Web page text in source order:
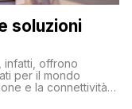
soluzioni
infatti, offrono
per il mondo
e la connettività